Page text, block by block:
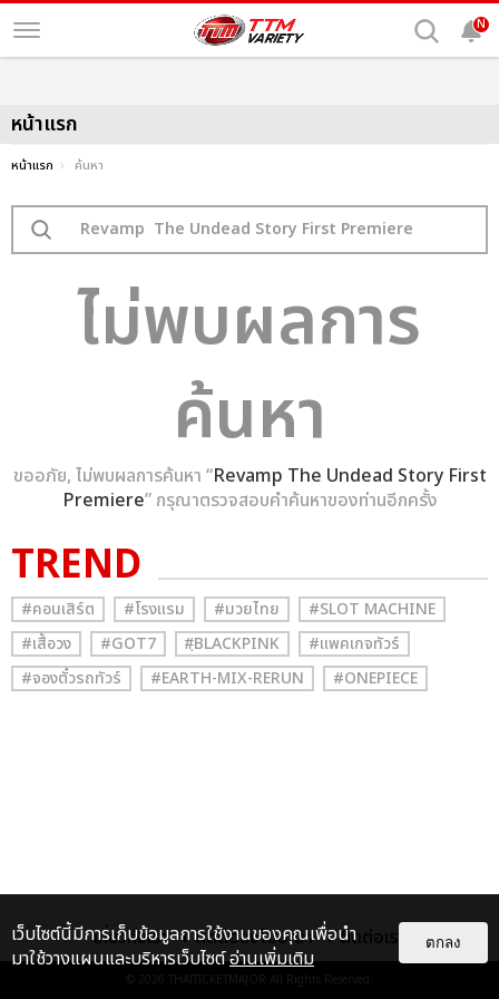
N
หน้าแรก
หน้าแรก ค้นหา
ไม่พบผลการ
ค้นหา
ขออภัย, ไม่พบผลการค้นหา “Revamp The Undead Story First
Premiere” กรุณาตรวจสอบคำค้นหาของท่านอีกครั้ง
TREND
#คอนเสิร์ต #โรงแรม #มวยไทย
#SLOT MACHINE
#เสื้อวง
#GOT7 #ฺBLACKPINK
#แพคเกจทัวร์
#จองตั๋วรถทัวร์
#EARTH-MIX-RERUN #ONEPIECE
เกี่ยวกับเรา ติดต่อลงโฆษณา ติดต่อเรา
© 2026 THAITICKETMAJOR All Rights Reserved.
เว็บไซต์นี้มีการเก็บข้อมูลการใช้งานของคุณเพื่อนำ
มาใช้วางแผนและบริหารเว็บไซต์อ่านเพิ่มเติม
ตกลง